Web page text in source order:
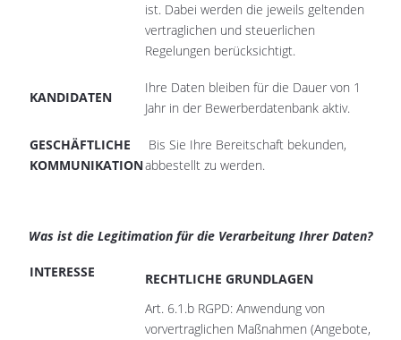
ist. Dabei werden die jeweils geltenden
vertraglichen und steuerlichen
Regelungen berücksichtigt.
KANDIDATEN
Ihre Daten bleiben für die Dauer von 1
Jahr in der Bewerberdatenbank aktiv.
GESCHÄFTLICHE
KOMMUNIKATION
Bis Sie Ihre Bereitschaft bekunden,
abbestellt zu werden.
Was ist die Legitimation für die Verarbeitung Ihrer Daten?
INTERESSE RECHTLICHE GRUNDLAGEN
Art. 6.1.b RGPD: Anwendung von
vorvertraglichen Maßnahmen (Angebote,